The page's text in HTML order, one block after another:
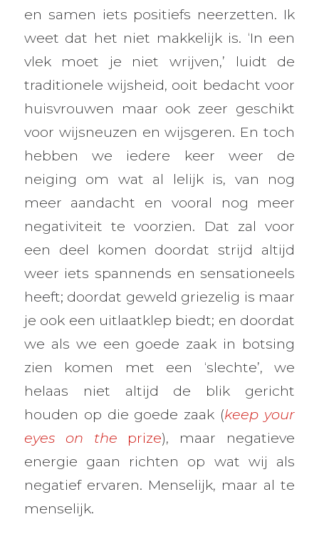
en samen iets positiefs neerzetten. Ik
weet dat het niet makkelijk is. ‘In een
vlek moet je niet wrijven,’ luidt de
traditionele wijsheid, ooit bedacht voor
huisvrouwen maar ook zeer geschikt
voor wijsneuzen en wijsgeren. En toch
hebben we iedere keer weer de
neiging om wat al lelijk is, van nog
meer aandacht en vooral nog meer
negativiteit te voorzien. Dat zal voor
een deel komen doordat strijd altijd
weer iets spannends en sensationeels
heeft; doordat geweld griezelig is maar
je ook een uitlaatklep biedt; en doordat
we als we een goede zaak in botsing
zien komen met een ‘slechte’, we
helaas niet altijd de blik gericht
houden op die goede zaak (keep your
eyes on the prize), maar negatieve
energie gaan richten op wat wij als
negatief ervaren. Menselijk, maar al te
menselijk.